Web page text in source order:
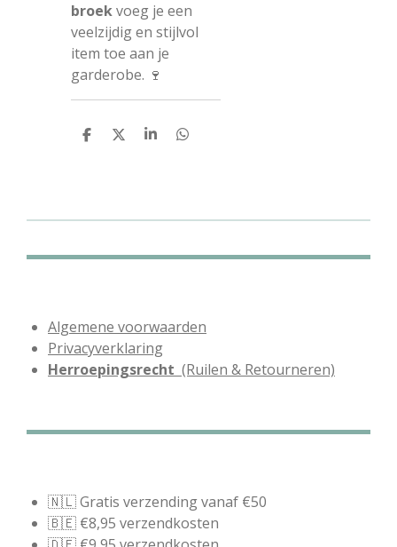
broekvoeg je een
veelzijdig en stijlvol
item toe aan je
garderobe. 🍷
D
D
S
D
Algemene voorwaarden
Privacyverklaring
Herroepingsrecht (Ruilen & Retourneren)
🇳🇱 Gratis verzending vanaf €50
🇧🇪 €8,95 verzendkosten